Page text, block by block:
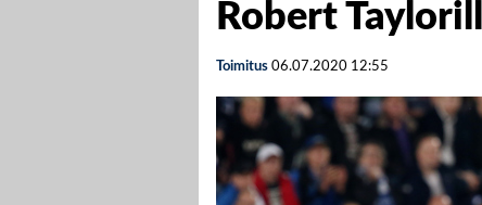
Robert
Toimitus 06.07.2020 12:55